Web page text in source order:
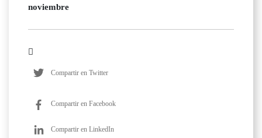
noviembre
Compartir en Twitter
Compartir en Facebook
Compartir en LinkedIn